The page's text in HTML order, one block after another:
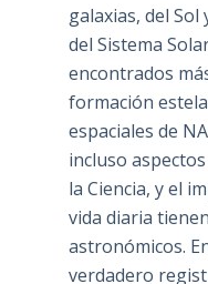
galaxias, del
del Sistema
encontrados
formación
espaciales de
incluso
la Ciencia, y el
vida diaria
astronómicos.
verdadero